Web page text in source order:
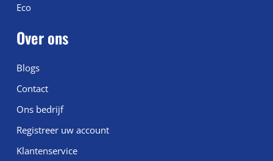
Eco
Over ons
Blogs
Contact
Ons bedrijf
Registreer uw account
Klantenservice